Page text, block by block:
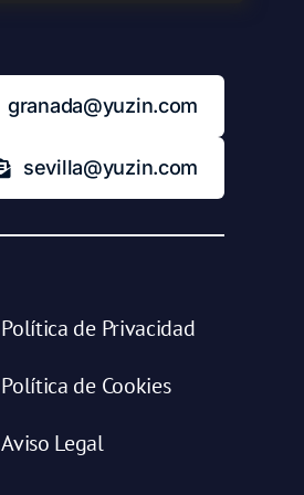
granada@yuzin.com
sevilla@yuzin.com
Política de Privacidad
Política de Cookies
Aviso Legal